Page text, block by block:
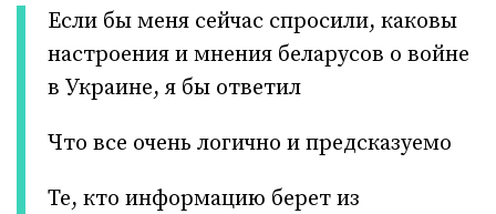
Если бы меня сейчас спросили, каковы
настроения и мнения беларусов о войне
в Украине, я бы ответил
Что все очень логично и предсказуемо
Те, кто информацию берет из